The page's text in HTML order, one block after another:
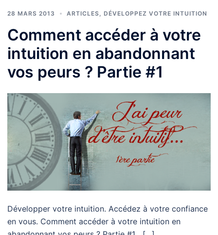
28 MARS 2013 ARTICLES DÉVELOPPEZ VOTRE INTUITION
Comment accéder à votre
intuition en abandonnant
vos peurs ? Partie #1
Développer votre intuition. Accédez à votre confiance
en vous. Comment accéder à votre intuition en